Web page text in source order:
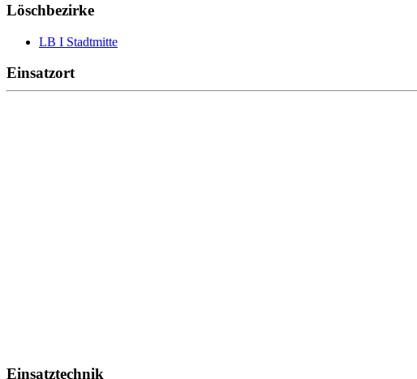
Löschbezirke
LB I Stadtmitte
Einsatzort
Einsatztechnik